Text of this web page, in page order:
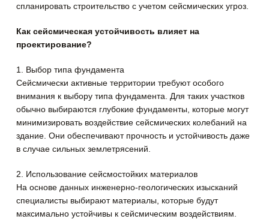
спланировать строительство с учетом сейсмических угроз.
Как сейсмическая устойчивость влияет на
проектирование?
1. Выбор типа фундамента
Сейсмически активные территории требуют особого
внимания к выбору типа фундамента. Для таких участков
обычно выбираются глубокие фундаменты, которые могут
минимизировать воздействие сейсмических колебаний на
здание. Они обеспечивают прочность и устойчивость даже
в случае сильных землетрясений.
2. Использование сейсмостойких материалов
На основе данных инженерно-геологических изысканий
специалисты выбирают материалы, которые будут
максимально устойчивы к сейсмическим воздействиям.